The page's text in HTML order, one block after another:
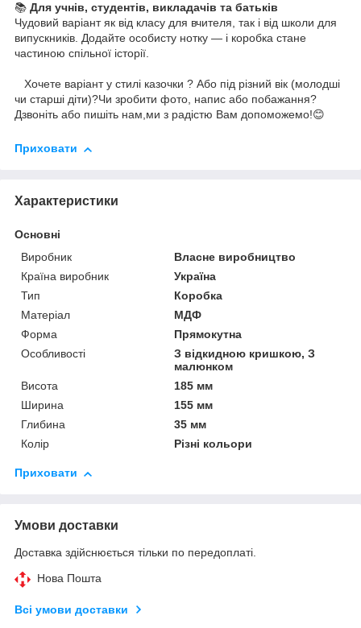
📚 Для учнів, студентів, викладачів та батьків
Чудовий варіант як від класу для вчителя, так і від школи для
випускників. Додайте особисту нотку — і коробка стане
частиною спільної історії.
Хочете варіант у стилі казочки ? Або під різний вік (молодші
чи старші діти)?Чи зробити фото, напис або побажання?
Дзвоніть або пишіть нам,ми з радістю Вам допоможемо!😊
Приховати
Характеристики
Основні
Виробник
Власне виробництво
Країна виробник
Україна
Тип
Коробка
Матеріал
МДФ
Форма
Прямокутна
Особливості
З відкидною кришкою, З
малюнком
Висота
185 мм
Ширина
155 мм
Глибина
35 мм
Колір
Різні кольори
Приховати
Умови доставки
Доставка здійснюється тільки по передоплаті.
Нова Пошта
Всі умови доставки